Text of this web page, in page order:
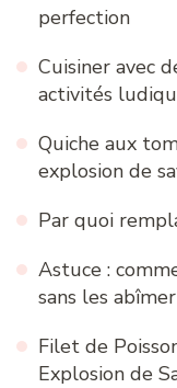
perfection
Cuisiner avec
activités
Quiche aux
explosion de
Par quoi
Astuce :
sans les abîmer
Filet de
Explosion de